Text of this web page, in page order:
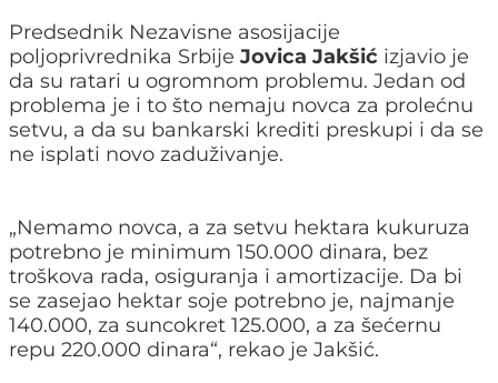
Predsednik Nezavisne asosijacije
poljoprivrednika Srbije Jovica Jakšić izjavio je
da su ratari u ogromnom problemu. Jedan od
problema je i to što nemaju novca za prolećnu
setvu, a da su bankarski krediti preskupi i da se
ne isplati novo zaduživanje.
„Nemamo novca, a za setvu hektara kukuruza
potrebno je minimum 150.000 dinara, bez
troškova rada, osiguranja i amortizacije. Da bi
se zasejao hektar soje potrebno je, najmanje
140.000, za suncokret 125.000, a za šećernu
repu 220.000 dinara“, rekao je Jakšić.